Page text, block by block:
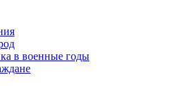
в военные годы